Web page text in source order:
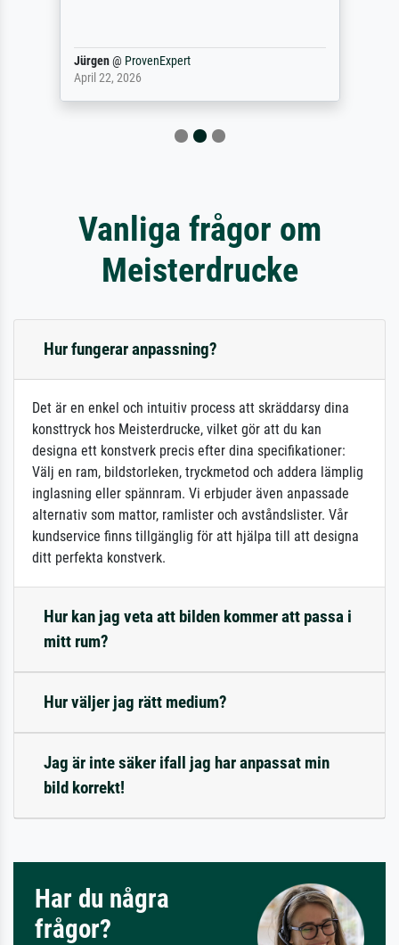
Jürgen@ ProvenExpert
April 22, 2026
Vanliga frågor om
Meisterdrucke
Hur fungerar anpassning?
Det är en enkel och intuitiv process att skräddarsy dina
konsttryck hos Meisterdrucke, vilket gör att du kan
designa ett konstverk precis efter dina specifikationer:
Välj en ram, bildstorleken, tryckmetod och addera lämplig
inglasning eller spännram. Vi erbjuder även anpassade
alternativ som mattor, ramlister och avståndslister. Vår
kundservice finns tillgänglig för att hjälpa till att designa
ditt perfekta konstverk.
Hur kan jag veta att bilden kommer att passa i
mitt rum?
Hur väljer jag rätt medium?
Jag är inte säker ifall jag har anpassat min
bild korrekt!
Har du några
frågor?